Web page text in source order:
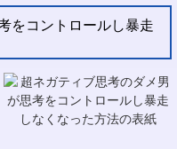
をコントロールし暴走